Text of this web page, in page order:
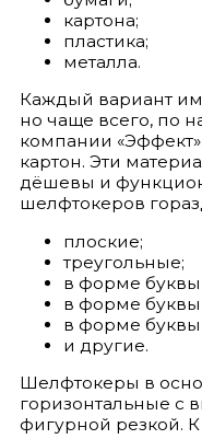
картона;
пластика;
металла.
Каждый вариант
но чаще всего, по
компании
картон. Эти
дёшевы и
шелфтокеров
плоские;
треугольные;
в форме буквы
в форме буквы
в форме буквы
и другие.
Шелфтокеры в
горизонтальные с
фигурной резкой.